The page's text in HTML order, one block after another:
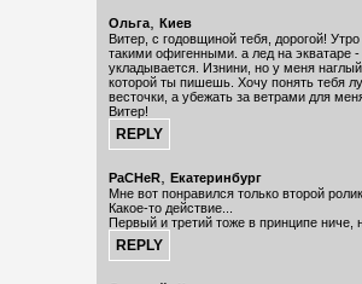
Ольга, Киев
Витер, с годовщиной тебя, дорогой!
такими офигенными. а лед на экватаре
укладывается. Изнини, но у меня
которой ты пишешь. Хочу понять тебя
весточки, а убежать за ветрами для
Витер!
PaCHeR, Екатеринбург
Мне вот понравился только второй
Какое-то действие...
Первый и третий тоже в принципе ниче,